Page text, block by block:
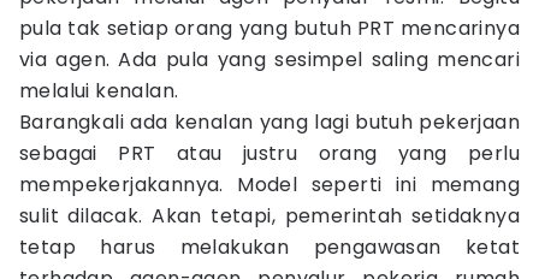
pula tak setiap orang yang butuh PRT mencarinya
via agen. Ada pula yang sesimpel saling mencari
melalui kenalan.
Barangkali ada kenalan yang lagi butuh pekerjaan
sebagai PRT atau justru orang yang perlu
mempekerjakannya. Model seperti ini memang
sulit dilacak. Akan tetapi, pemerintah setidaknya
tetap harus melakukan pengawasan ketat